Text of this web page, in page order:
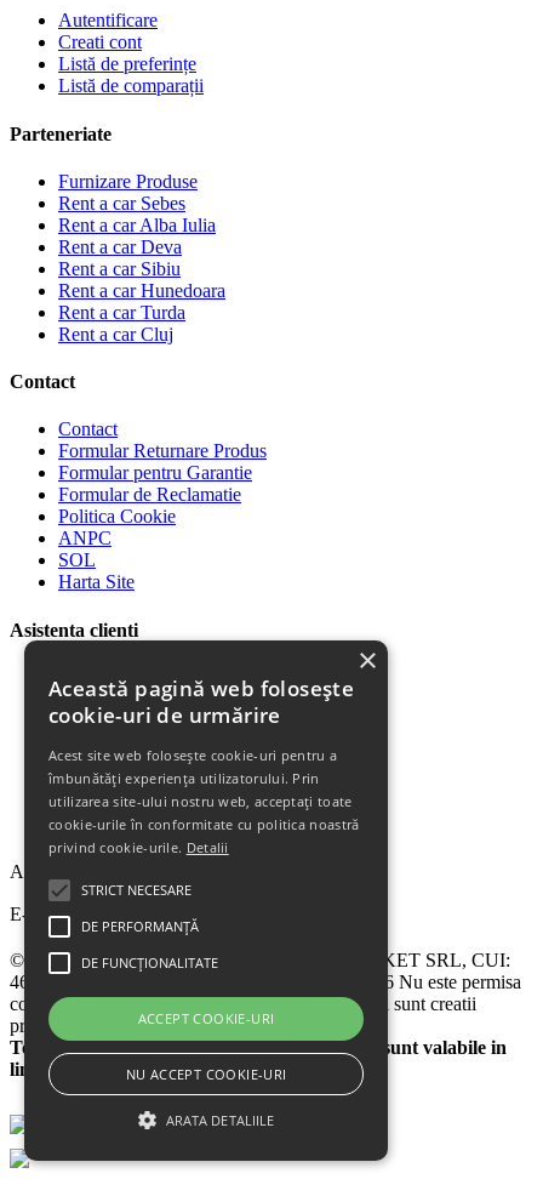
Autentificare
Creati cont
Listă de preferințe
Listă de comparații
Parteneriate
Furnizare Produse
Rent a car Sebes
Rent a car Alba Iulia
Rent a car Deva
Rent a car Sibiu
Rent a car Hunedoara
Rent a car Turda
Rent a car Cluj
Contact
Contact
Formular Returnare Produs
Formular pentru Garantie
Formular de Reclamatie
Politica Cookie
ANPC
SOL
Harta Site
Asistenta clienti
Plata Produselor
Livrarea Produselor
Politica de Retur
Descarca Garantia
Urmareste Comanda
Termeni Garantie
Termeni si Conditii
Abonare la newsletter
E-mail
© 2024 - 2026 eChilipir.ro - SIRIUS TOP MARKET SRL, CUI:
46952581, Reg. Com.: Call Center: 0726 676 676 Nu este permisa
copierea sitului eChilipir.ro - Unele poze si softuri sunt creatii
proprii.
Toate preturile sunt exprimate in lei. Ofertele sunt valabile in
limita stocului disponibil
Această pagină web folosește
cookie-uri de urmărire
Acest site web folosește cookie-uri pentru a
îmbunătăți experiența utilizatorului. Prin
utilizarea site-ului nostru web, acceptați toate
cookie-urile în conformitate cu politica noastră
privind cookie-urile. Detalii
STRICT NECESARE
DE PERFORMANȚĂ
DE FUNCȚIONALITATE
ACCEPT COOKIE-URI
NU ACCEPT COOKIE-URI
ARATA DETALIILE
×